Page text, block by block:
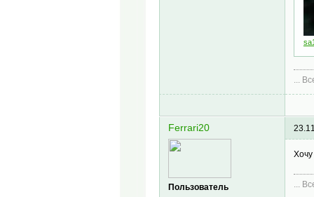
...
Ferrari20
Пользователь
...